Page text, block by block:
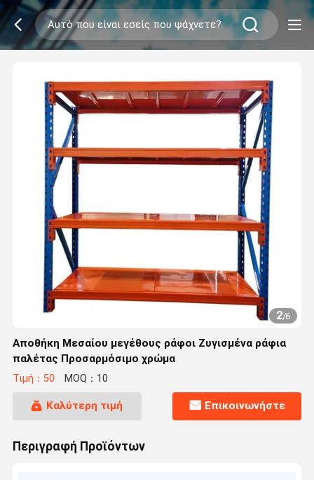
2/6
Αποθήκη Μεσαίου μεγέθους ράφοι Ζυγισμένα ράφια
παλέτας Προσαρμόσιμο χρώμα
Τιμή：50 MOQ：10
Καλύτερη τιμή Επικοινωνήστε
Περιγραφή Προϊόντων